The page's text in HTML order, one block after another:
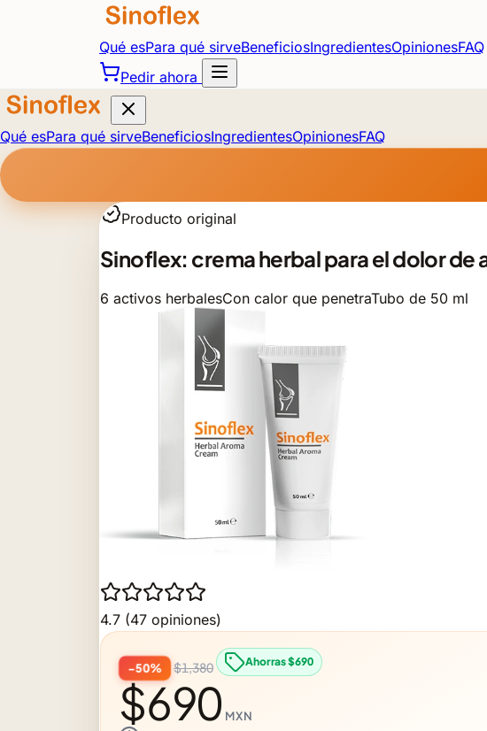
Qué esPara qué sirveBeneficiosIngredientesOpinionesFAQ
Pedir ahora
Qué esPara qué sirveBeneficiosIngredientesOpinionesFAQ
Producto original
Sinoflex: crema herbal para el dolor de
6 activos herbalesCon calor que penetraTubo de 50 ml
4.7 (47 opiniones)
−50% $1,380 Ahorras $690
$690 MXN